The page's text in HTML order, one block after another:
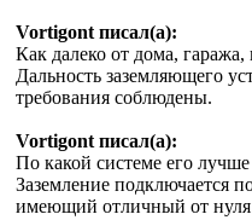
Vortigont писал(а):
Как далеко от дома,
Дальность заземляющего
требования соблюдены.
Vortigont писал(а):
По какой системе его
Заземление подключается
имеющий отличный от нуля